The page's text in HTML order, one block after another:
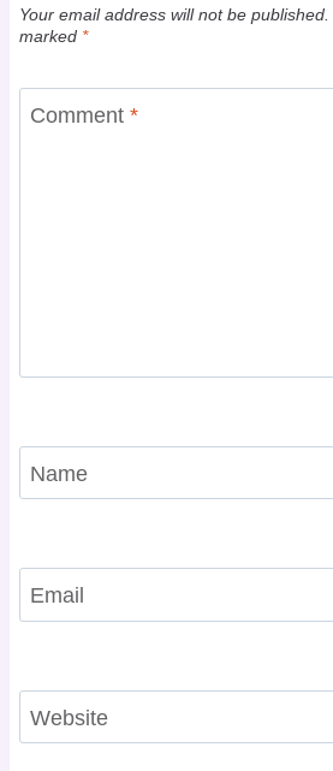
Your email address will not be published.
marked *
Comment *
Name
Email
Website